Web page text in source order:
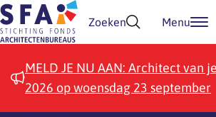
Doorgaan naar inhoud
Zoeken Menu
MELD JE NU AAN: Architect van
2026 op woensdag 23 september